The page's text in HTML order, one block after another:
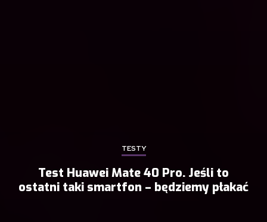
TESTY
Test Huawei Mate 40 Pro. Jeśli to
ostatni taki smartfon – będziemy płakać